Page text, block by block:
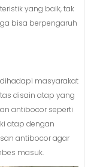
yang baik, tak
bisa berpengaruh
masyarakat
disain atap yang
antibocor seperti
atap dengan
antibocor agar
masuk.